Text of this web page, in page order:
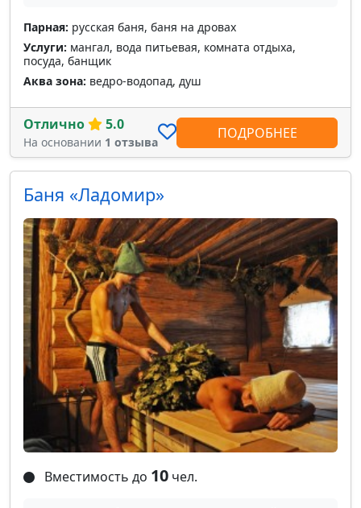
Парная: русская баня, баня на дровах
Услуги: мангал, вода питьевая, комната отдыха,
посуда, банщик
Аква зона: ведро-водопад, душ
Отлично 5.0
На основании 1 отзыва
ПОДРОБНЕЕ
Баня «Ладомир»
Вместимость до 10 чел.